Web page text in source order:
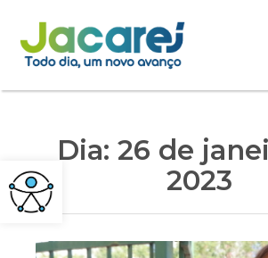
Pular
para
o
Dia: 26 de
2023